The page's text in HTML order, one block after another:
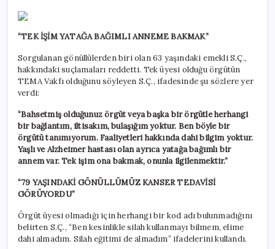
“TEK İŞİM YATAĞA BAĞIMLI ANNEME BAKMAK”
Sorgulanan gönüllülerden biri olan 63 yaşındaki emekli S.Ç.,
hakkındaki suçlamaları reddetti. Tek üyesi olduğu örgütün
TEMA Vakfı olduğunu söyleyen S.Ç., ifadesinde şu sözlere yer
verdi:
“Bahsetmiş olduğunuz örgüt veya başka bir örgütle herhangi
bir bağlantım, iltisakım, bulaşığım yoktur. Ben böyle bir
örgütü tanımıyorum. Faaliyetleri hakkında dahi bilgim yoktur.
Yaşlı ve Alzheimer hastası olan ayrıca yatağa bağımlı bir
annem var. Tek işim ona bakmak, onunla ilgilenmektir.”
“79 YAŞINDAKİ GÖNÜLLÜMÜZ KANSER TEDAVİSİ
GÖRÜYORDU”
Örgüt üyesi olmadığı için herhangi bir kod adı bulunmadığını
belirten S.Ç., “Ben kesinlikle silah kullanmayı bilmem, elime
dahi almadım. Silah eğitimi de almadım” ifadelerini kullandı.